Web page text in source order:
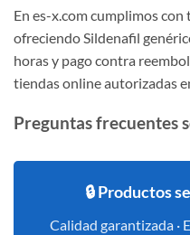
En es-x.com cumplimos
ofreciendo Sildenafil
horas y pago contra
tiendas online autorizadas
Preguntas frecuentes
🔒 Productos
Calidad garantizada ·